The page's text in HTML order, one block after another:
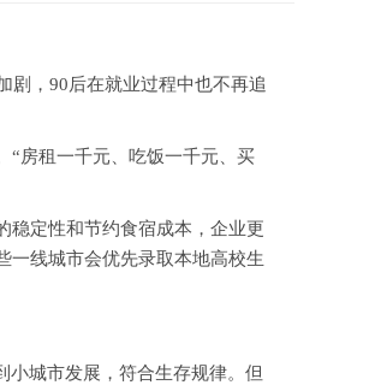
，90后在就业过程中也不再追
房租一千元、吃饭一千元、买
定性和节约食宿成本，企业更
一线城市会优先录取本地高校生
城市发展，符合生存规律。但